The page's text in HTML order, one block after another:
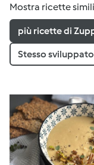
Mostra ricette
più ricette di
Stesso